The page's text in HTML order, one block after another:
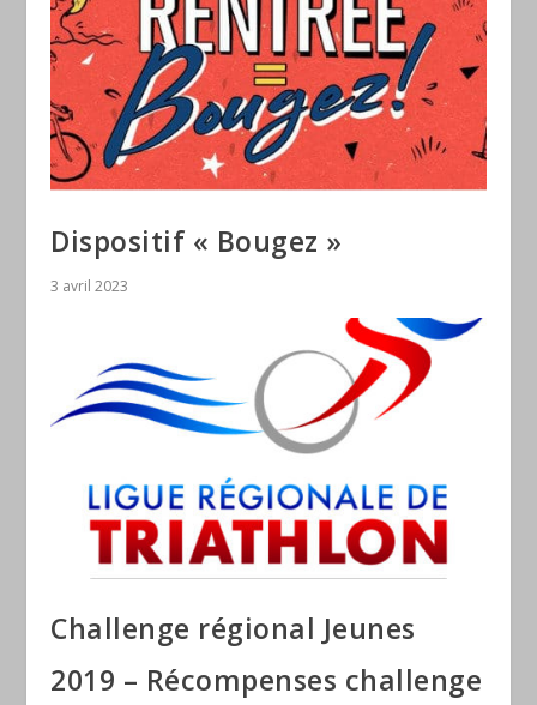
Dispositif « Bougez »
3 avril 2023
Challenge régional Jeunes
2019 – Récompenses challenge